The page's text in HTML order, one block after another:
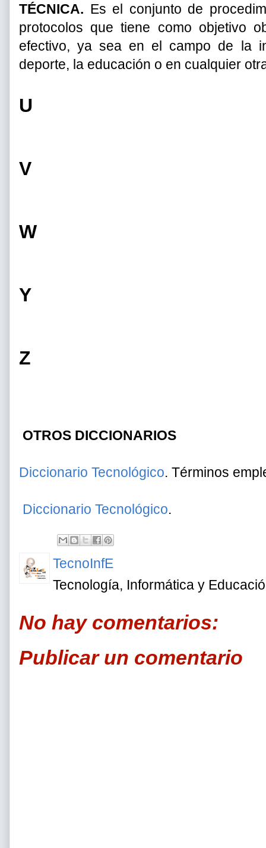
TÉCNICA. Es el conjunto de
protocolos que tiene como objetivo
efectivo, ya sea en el campo de la
deporte, la educación o en cualquier
U
V
W
Y
Z
OTROS DICCIONARIOS
Diccionario Tecnológico. Términos
Diccionario Tecnológico.
TecnoInfE
Tecnología, Informática y
No hay comentarios:
Publicar un comentario